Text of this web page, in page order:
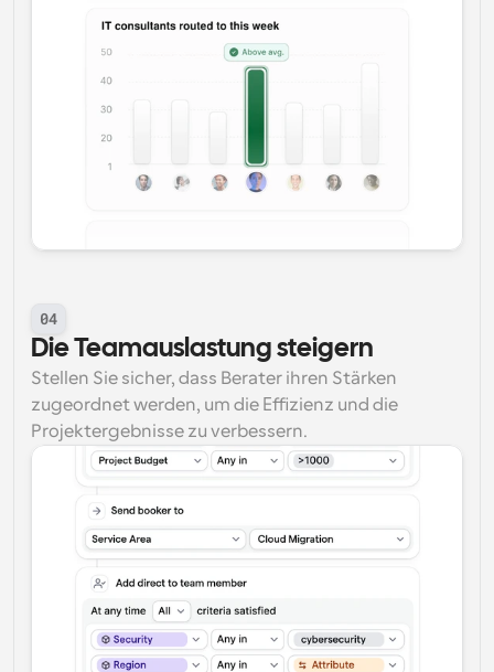
04
Die Teamauslastung steigern
Stellen Sie sicher, dass Berater ihren Stärken
zugeordnet werden, um die Effizienz und die
Projektergebnisse zu verbessern.